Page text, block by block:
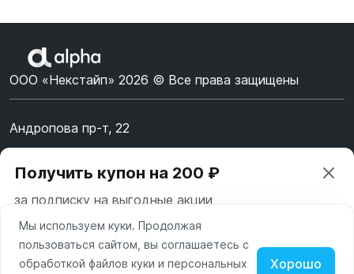
ООО «Некстайп» 2026 © Все права защищены
Андропова пр-т, 22
8 (800) 123-55-44
msk@alpha-demo.ru
Акции
Получить купон на 200 ₽
за подписку на выгодные акции
Ваш город —Москва
Московская область
Мы используем куки. Продолжая
пользоваться сайтом, вы соглашаетесь с
обработкой файлов куки и персональных
Хорошо